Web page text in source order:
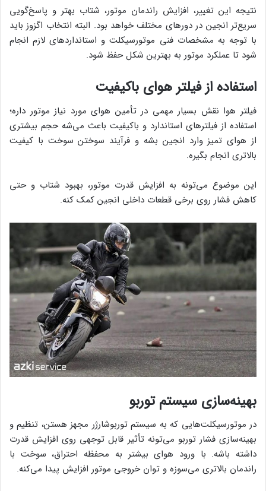
نتیجه این تغییر، افزایش راندمان موتور، شتاب بهتر و پاسخ‌گویی
سریع‌تر انجین در دورهای مختلف خواهد بود. البته انتخاب اگزوز باید
با توجه به مشخصات فنی موتورسیکلت و استانداردهای لازم انجام
شود تا عملکرد موتور به بهترین شکل حفظ شود.
استفاده از فیلتر هوای باکیفیت
فیلتر هوا نقش بسیار مهمی در تأمین هوای مورد نیاز موتور داره؛
استفاده از فیلترهای استاندارد و باکیفیت باعث می‌شه حجم بیشتری
از هوای تمیز وارد انجین بشه و فرآیند سوختن سوخت با کیفیت
بالاتری انجام بگیره.
این موضوع می‌تونه به افزایش قدرت موتور، بهبود شتاب و حتی
کاهش فشار روی برخی قطعات داخلی انجین کمک کنه.
بهینه‌سازی سیستم توربو
در موتورسیکلت‌هایی که به سیستم توربوشارژر مجهز هستن، تنظیم و
بهینه‌سازی فشار توربو می‌تونه تأثیر قابل توجهی روی افزایش قدرت
داشته باشه. با ورود هوای بیشتر به محفظه احتراق، سوخت با
راندمان بالاتری می‌سوزه و توان خروجی موتور افزایش پیدا می‌کنه.